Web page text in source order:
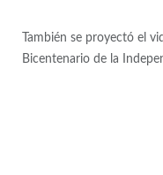
También se proyectó el
Bicentenario de la